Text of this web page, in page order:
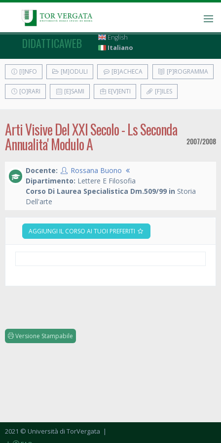
DIDATTICAWEB
English
Italiano
[I]NFO [M]ODULI [B]ACHECA [P]ROGRAMMA
[O]RARI [E]SAMI E[V]ENTI [F]ILES
Arti Visive Del XXI Secolo - Ls Seconda
Annualita' Modulo A 2007/2008
Docente:
Rossana Buono
Dipartimento: Lettere E Filosofia
Corso Di Laurea Specialistica Dm.509/99 in Storia
Dell'arte
AGGIUNGI IL CORSO AI TUOI PREFERITI
Versione Stampabile
2021 © Università di TorVergata |